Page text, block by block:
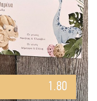
1.80